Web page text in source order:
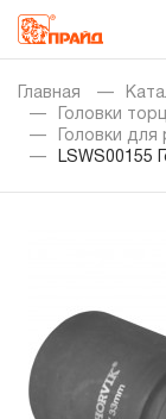
Каталог
Золотая
Уцененный
О нас
Главная
Головки
Головки
LSWS00155